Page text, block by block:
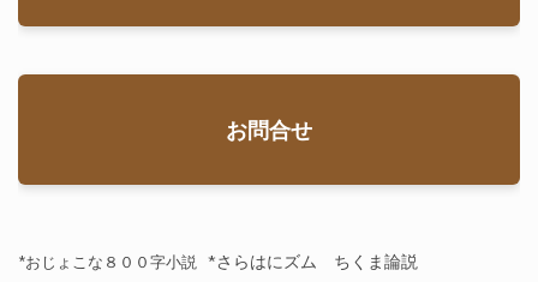
お問合せ
*おじょこな８００字小説 *さらはにズム ちくま論説